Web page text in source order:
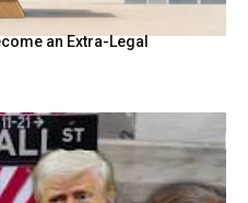
an Extra-Legal